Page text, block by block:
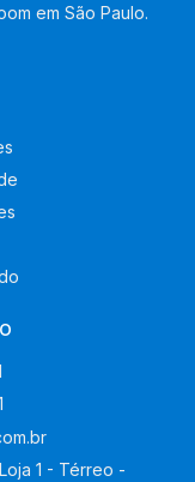
em São Paulo.
1 - Térreo -